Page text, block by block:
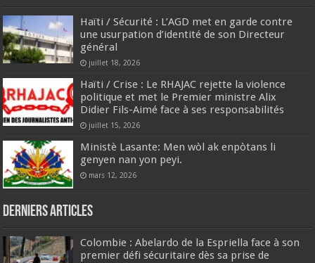
Haïti / Sécurité : L’AGD met en garde contre
une usurpation d’identité de son Directeur
général
juillet 18, 2026
Haïti / Crise : Le RHAJAC rejette la violence
politique et met le Premier ministre Alix
Didier Fils-Aimé face à ses responsabilités
juillet 15, 2026
Ministè Lasante: Men wòl ak enpòtans li
genyen nan yon peyi.
mars 12, 2026
Derniers articles
Colombie : Abelardo de la Espriella face à son
premier défi sécuritaire dès sa prise de